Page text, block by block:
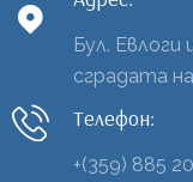
Бул. Евлоги
сградата
Телефон:
+(359) 885